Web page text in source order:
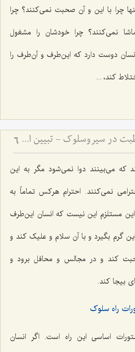
چرا با این و آن صحبت نمی‌کنند؟ چرا
نمی‌کنند؟ چرا خودشان را مشغول
دوست دارد که این‌طرف و آن‌طرف را
کند، ...
مراقبه؛ تزكیه و مواظبت در سیروسلوك - تبیین اصول مهم سیروسلوک از منظر علامه طهرانی 6
که می‌بینند دوا نمی‌شود مگر به این
نمی‌کنند. احترام هرکس تماماً به
مستلزم این نیست که انسان این‌طرف
گرم بگیرد و با آن سلام و علیک کند و
کند و در مجالس و محافل برود و
بیجا کند.
راه سلوک
اساسی این راه است. اگر انسان